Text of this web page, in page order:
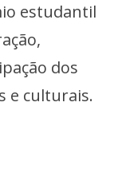
estudantil
dos
e culturais.